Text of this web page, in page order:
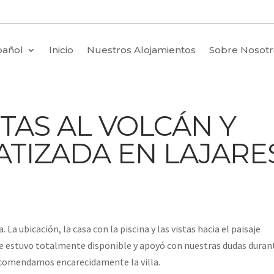
Inicio Nuestros Alojamientos Sobre
AL VOLCÁN Y
EN
ubicación, la casa con la piscina y las vistas hacia el paisaje
estuvo totalmente disponible y apoyó con nuestras dudas
encarecidamente la villa.